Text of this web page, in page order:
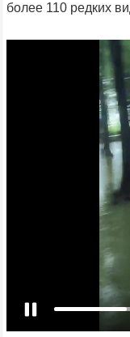
более 110 редких